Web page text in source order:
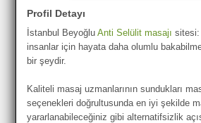
Profil Detayı
İstanbul BeyoğluAnti Selülit masajı sitesi:
insanlar için hayata daha olumlu
bir şeydir.
Kaliteli masaj uzmanlarının sundukları
seçenekleri doğrultusunda en iyi şekilde
yararlanabileceğiniz gibi alternatifsizlik